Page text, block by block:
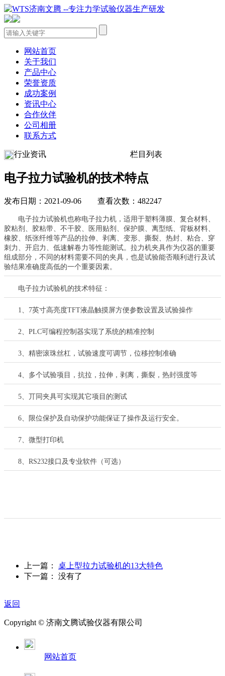
网站首页
关于我们
产品中心
荣誉资质
成功案例
资讯中心
合作伙伴
公司相册
联系方式
行业资讯 栏目列表
电子拉力试验机的技术特点
发布日期：2021-09-06 查看次数：482247
电子拉力试验机也称电子拉力机，适用于塑料薄膜、复合材料、
胶粘剂、胶粘带、不干胶、医用贴剂、保护膜、离型纸、背板材料、
橡胶、纸张纤维等产品的拉伸、剥离、变形、撕裂、热封、粘合、穿
刺力、开启力、低速解卷力等性能测试。拉力机夹具作为仪器的重要
组成部分，不同的材料需要不同的夹具，也是试验能否顺利进行及试
验结果准确度高低的一个重要因素。
电子拉力试验机的技术特征：
1 7英寸高亮度TFT液晶触摸屏方便参数设置及试验操作
2 PLC可编程控制器实现了系统的精准控制
3 、精密滚珠丝杠，试验速度可调节，位移控制准确
4 、多个试验项目，抗拉，拉伸，剥离，撕裂，热封强度等
5 、丌同夹具可实现其它项目的测试
6 、限位保护及自动保护功能保证了操作及运行安全。
7 、微型打印机
8 RS232接口及专业软件（可选）
上一篇： 桌上型拉力试验机的13大特色
下一篇： 没有了
返回
Copyright © 济南文腾试验仪器有限公司
网站首页